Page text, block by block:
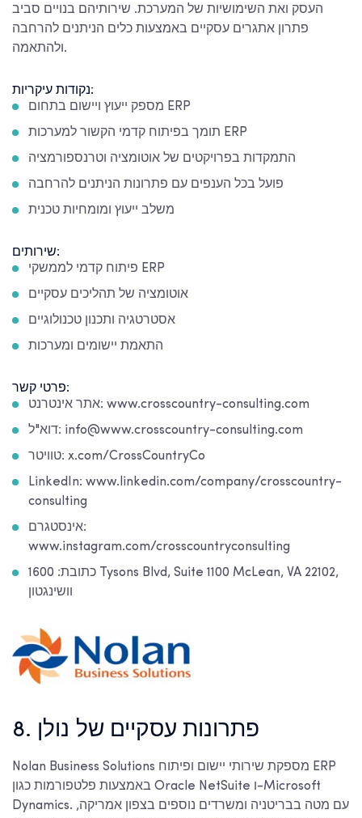
העסק ואת השימושיות של המערכת. שירותיהם בנויים סביב
פתרון אתגרים עסקיים באמצעות כלים הניתנים להרחבה
ולהתאמה.
נקודות עיקריות:
מספק ייעוץ ויישום בתחום ERP
תומך בפיתוח קדמי הקשור למערכות ERP
התמקדות בפרויקטים של אוטומציה וטרנספורמציה
פועל בכל הענפים עם פתרונות הניתנים להרחבה
משלב ייעוץ ומומחיות טכנית
שירותים:
פיתוח קדמי לממשקי ERP
אוטומציה של תהליכים עסקיים
אסטרטגיה ותכנון טכנולוגיים
התאמת יישומים ומערכות
פרטי קשר:
אתר אינטרנט: www.crosscountry-consulting.com
דוא"ל: info@www.crosscountry-consulting.com
טוויטר: x.com/CrossCountryCo
LinkedIn: www.linkedin.com/company/crosscountry-
consulting
אינסטגרם:
www.instagram.com/crosscountryconsulting
כתובת: 1600 Tysons Blvd, Suite 1100 McLean, VA 22102,
וושינגטון
8. פתרונות עסקיים של נולן
Nolan Business Solutions מספקת שירותי יישום ופיתוח ERP
באמצעות פלטפורמות כגון Oracle NetSuite ו-Microsoft
Dynamics. עם מטה בבריטניה ומשרדים נוספים בצפון אמריקה,